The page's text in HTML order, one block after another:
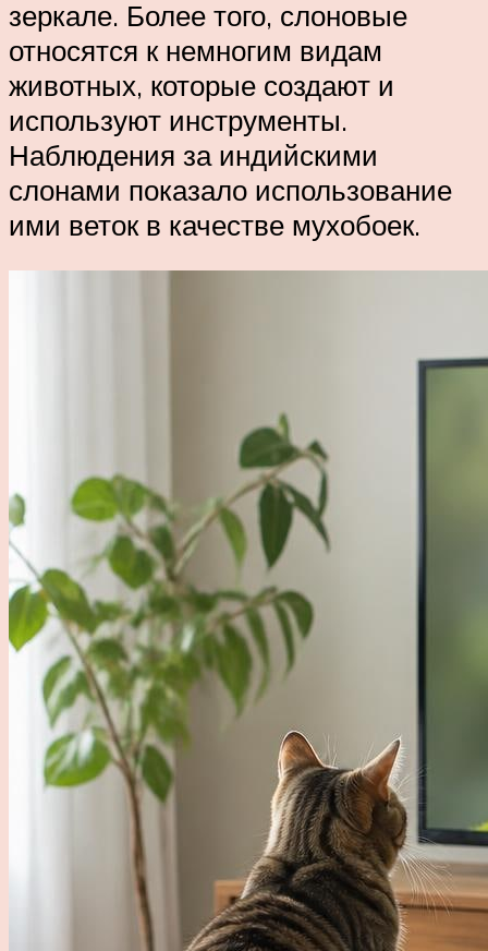
зеркале. Более того, слоновые
относятся к немногим видам
животных, которые создают и
используют инструменты.
Наблюдения за индийскими
слонами показало использование
ими веток в качестве мухобоек.